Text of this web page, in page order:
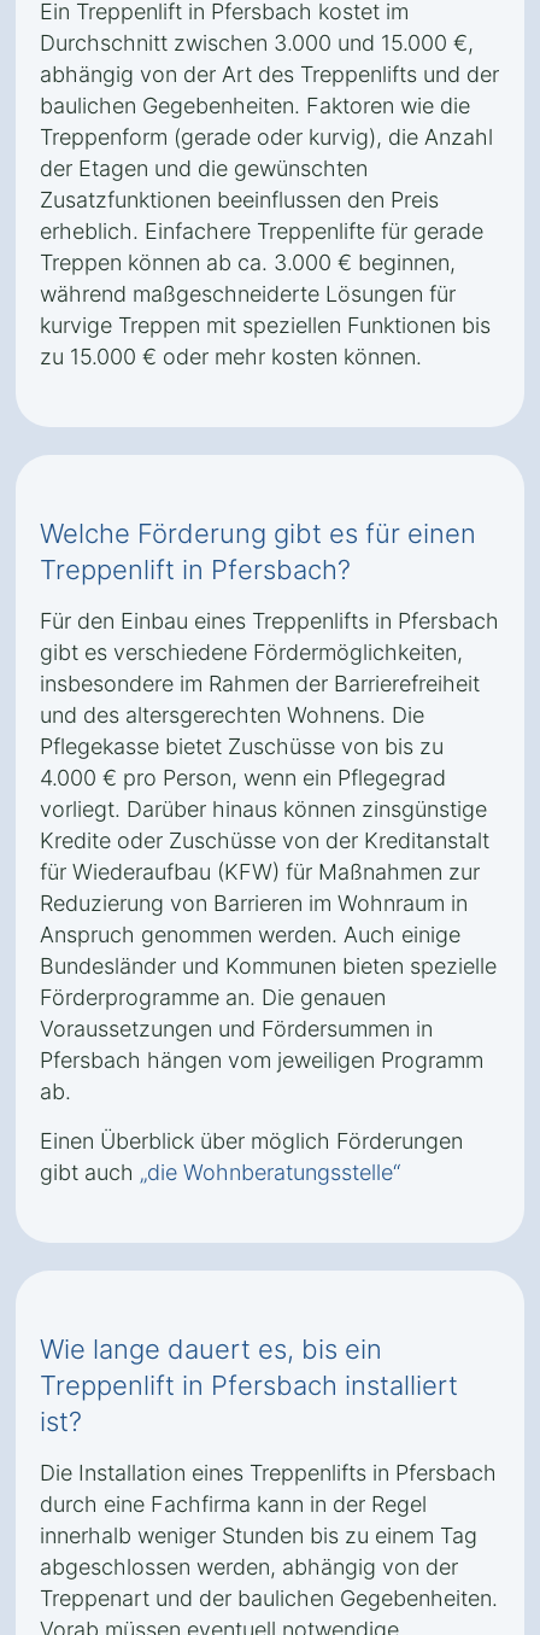
Ein Treppenlift in Pfersbach kostet im
Durchschnitt zwischen 3.000 und 15.000 €,
abhängig von der Art des Treppenlifts und der
baulichen Gegebenheiten. Faktoren wie die
Treppenform (gerade oder kurvig), die Anzahl
der Etagen und die gewünschten
Zusatzfunktionen beeinflussen den Preis
erheblich. Einfachere Treppenlifte für gerade
Treppen können ab ca. 3.000 € beginnen,
während maßgeschneiderte Lösungen für
kurvige Treppen mit speziellen Funktionen bis
zu 15.000 € oder mehr kosten können.
Welche Förderung gibt es für einen
Treppenlift in Pfersbach?
Für den Einbau eines Treppenlifts in Pfersbach
gibt es verschiedene Fördermöglichkeiten,
insbesondere im Rahmen der Barrierefreiheit
und des altersgerechten Wohnens. Die
Pflegekasse bietet Zuschüsse von bis zu
4.000 € pro Person, wenn ein Pflegegrad
vorliegt. Darüber hinaus können zinsgünstige
Kredite oder Zuschüsse von der Kreditanstalt
für Wiederaufbau (KFW) für Maßnahmen zur
Reduzierung von Barrieren im Wohnraum in
Anspruch genommen werden. Auch einige
Bundesländer und Kommunen bieten spezielle
Förderprogramme an. Die genauen
Voraussetzungen und Fördersummen in
Pfersbach hängen vom jeweiligen Programm
ab.
Einen Überblick über möglich Förderungen
gibt auch „die Wohnberatungsstelle“
Wie lange dauert es, bis ein
Treppenlift in Pfersbach installiert
ist?
Die Installation eines Treppenlifts in Pfersbach
durch eine Fachfirma kann in der Regel
innerhalb weniger Stunden bis zu einem Tag
abgeschlossen werden, abhängig von der
Treppenart und der baulichen Gegebenheiten.
Vorab müssen eventuell notwendige